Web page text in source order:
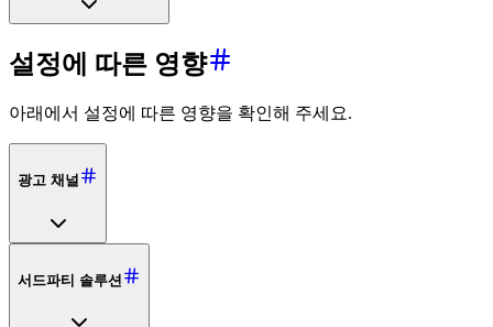
설정에 따른 영향
아래에서 설정에 따른 영향을 확인해 주세요.
광고 채널
서드파티 솔루션